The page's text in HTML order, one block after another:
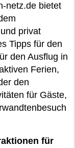
netz.de bietet
privat
Tipps für den
den Ausflug in
Ferien,
den
für Gäste,
für